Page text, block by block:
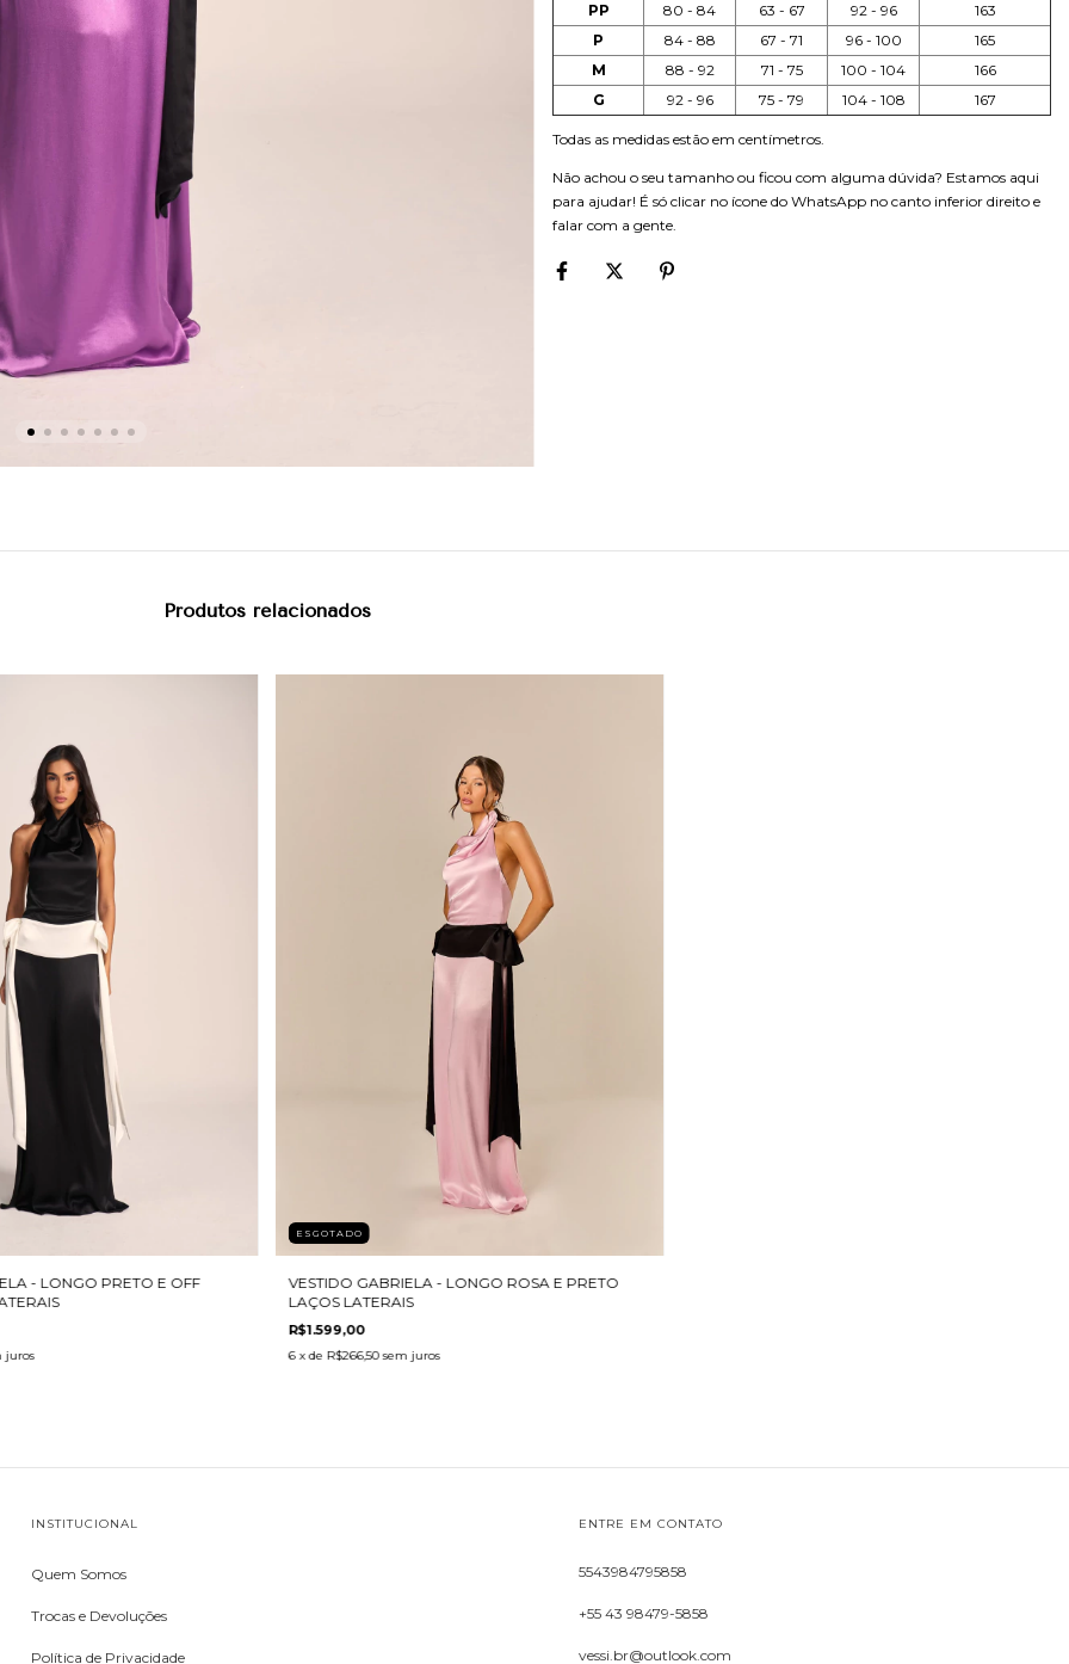
PP
80 - 84 63 - 67 92 - 96
163
P
84 - 88 67 - 71 96 - 100
165
M
88 - 92 71 - 75 100 - 104
166
G
92 - 96 75 - 79 104 - 108 167
Todas as medidas estão em centímetros.
Não achou o seu tamanho ou ficou com alguma dúvida? Estamos aqui
para ajudar! É só clicar no ícone do WhatsApp no canto inferior direito e
falar com a gente.
Produtos relacionados
- LONGO PRETO E OFF
juros
ESGOTADO
VESTIDO GABRIELA - LONGO ROSA E PRETO
LAÇOS LATERAIS
R$1.599,00
6 x de R$266,50 sem juros
INSTITUCIONAL
Quem Somos
Trocas e Devoluções
Política de Privacidade
ENTRE EM CONTATO
5543984795858
+55 43 98479-5858
vessi.br@outlook.com